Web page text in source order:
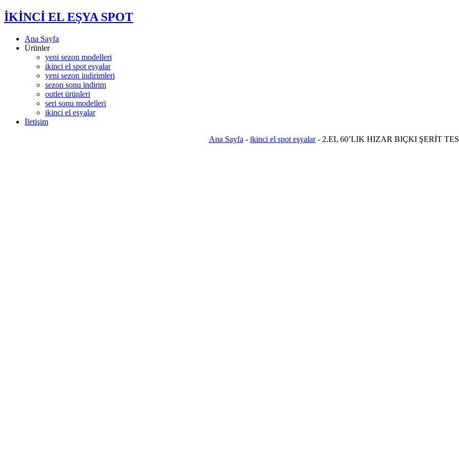
İKİNCİ EL EŞYA SPOT
Ana Sayfa
Ürünler
yeni sezon modelleri
ikinci el spot eşyalar
yeni sezon indirimleri
sezon sonu indirim
outlet ürünleri
seri sonu modelleri
ikinci el eşyalar
İletişim
Ana Sayfa - ikinci el spot eşyalar- 2.EL 60’LIK HIZAR BIÇKI ŞERİT